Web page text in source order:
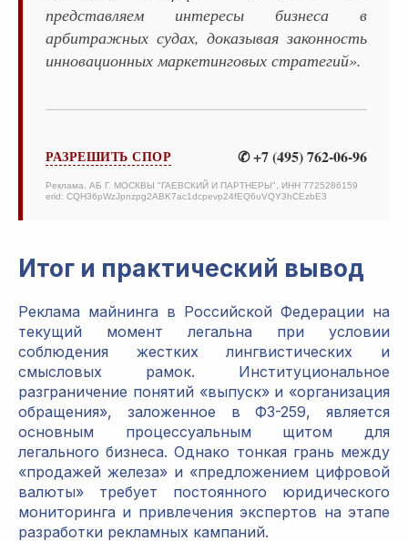
представляем интересы бизнеса в
арбитражных судах, доказывая законность
инновационных маркетинговых стратегий».
РАЗРЕШИТЬ СПОР ✆ +7 (495) 762-06-96
Реклама. АБ Г. МОСКВЫ "ГАЕВСКИЙ И ПАРТНЕРЫ", ИНН 7725286159
erid: CQH36pWzJpnzpg2ABK7ac1dcpevp24fEQ6uVQY3hCEzbE3
Итог и практический вывод
Реклама майнинга в Российской Федерации на
текущий момент легальна при условии
соблюдения жестких лингвистических и
смысловых рамок. Институциональное
разграничение понятий «выпуск» и «организация
обращения», заложенное в ФЗ-259, является
основным процессуальным щитом для
легального бизнеса. Однако тонкая грань между
«продажей железа» и «предложением цифровой
валюты» требует постоянного юридического
мониторинга и привлечения экспертов на этапе
разработки рекламных кампаний.